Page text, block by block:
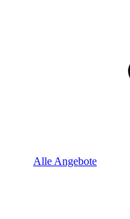
Alle Angebote